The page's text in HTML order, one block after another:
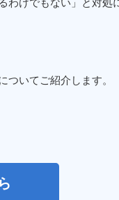
わけでもない」と対処
ついてご紹介します。